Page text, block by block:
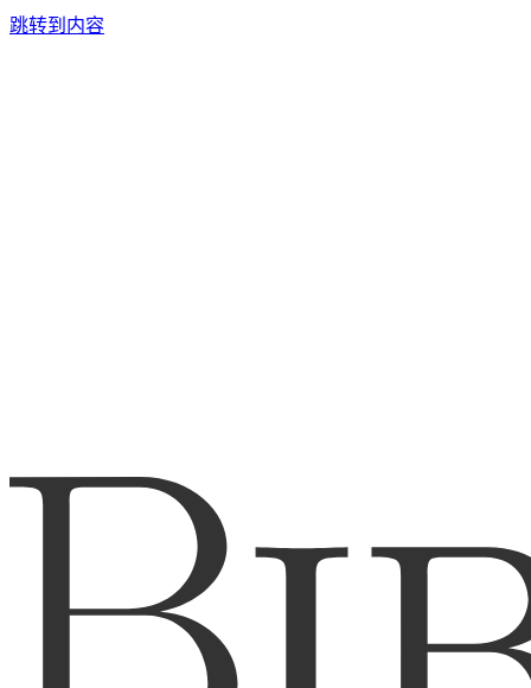
跳转到内容